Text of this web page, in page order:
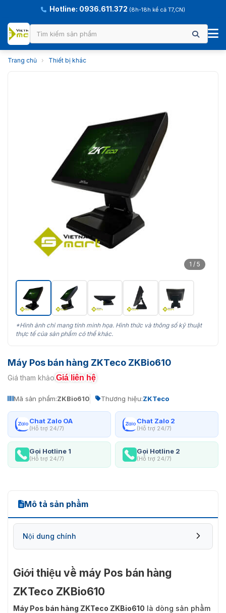
Hotline: 0936.611.372 (8h-18h kể cả T7,CN)
Trang chủ › Thiết bị khác
1 / 5
*Hình ảnh chỉ mang tính minh họa. Hình thức và thông số kỹ thuật
thực tế của sản phẩm có thể khác.
Máy Pos bán hàng ZKTeco ZKBio610
Giá tham khảo:Giá liên hệ
Mã sản phẩm:ZKBio610 Thương hiệu:ZKTeco
Chat Zalo OA
(Hỗ trợ 24/7)
Chat Zalo 2
(Hỗ trợ 24/7)
Gọi Hotline 1
(Hỗ trợ 24/7)
Gọi Hotline 2
(Hỗ trợ 24/7)
Mô tả sản phẩm
Nội dung chính
Giới thiệu về máy Pos bán hàng
ZKTeco ZKBio610
Máy Pos bán hàng ZKTeco ZKBio610 là dòng sản phẩm